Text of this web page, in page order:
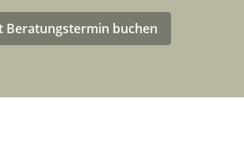
Beratungstermin buchen